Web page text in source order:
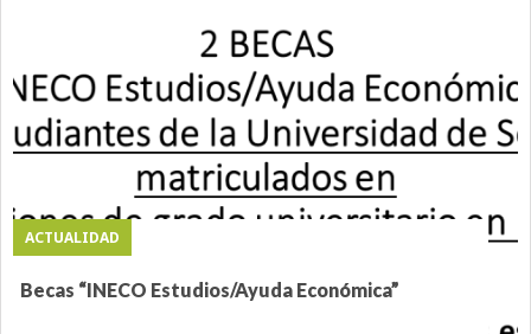
ACTUALIDAD
Becas “INECO Estudios/Ayuda Económica”